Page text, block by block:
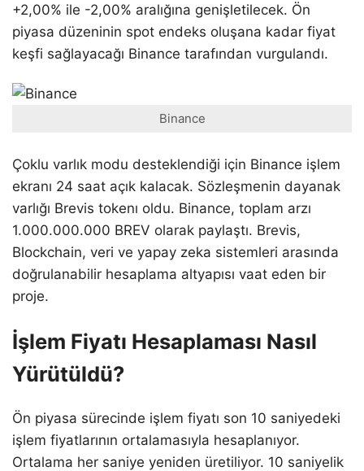
+2,00% ile -2,00% aralığına genişletilecek. Ön
piyasa düzeninin spot endeks oluşana kadar fiyat
keşfi sağlayacağı Binance tarafından vurgulandı.
Binance
Çoklu varlık modu desteklendiği için Binance işlem
ekranı 24 saat açık kalacak. Sözleşmenin dayanak
varlığı Brevis tokenı oldu. Binance, toplam arzı
1.000.000.000 BREV olarak paylaştı. Brevis,
Blockchain, veri ve yapay zeka sistemleri arasında
doğrulanabilir hesaplama altyapısı vaat eden bir
proje.
İşlem Fiyatı Hesaplaması Nasıl
Yürütüldü?
Ön piyasa sürecinde işlem fiyatı son 10 saniyedeki
işlem fiyatlarının ortalamasıyla hesaplanıyor.
Ortalama her saniye yeniden üretiliyor. 10 saniyelik